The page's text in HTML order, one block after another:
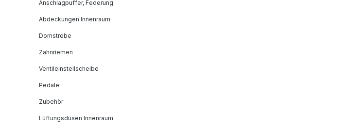
Anschlagpuffer, Federung
Abdeckungen Innenraum
Domstrebe
Zahnriemen
Ventileinstellscheibe
Pedale
Zubehör
Lüftungsdüsen Innenraum